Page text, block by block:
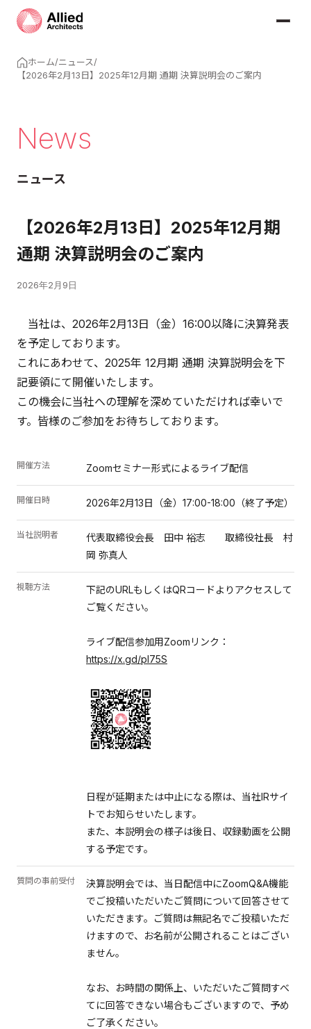
ホーム/ニュース/
【2026年2月13日】2025年12月期 通期 決算説明会のご案内
News
ニュース
【2026年2月13日】2025年12月期
通期 決算説明会のご案内
2026年2月9日
当社は、2026年2月13日（金）16:00以降に決算発表
を予定しております。
これにあわせて、2025年 12月期 通期 決算説明会を下
記要領にて開催いたします。
この機会に当社への理解を深めていただければ幸いで
す。皆様のご参加をお待ちしております。
開催方法 Zoomセミナー形式によるライブ配信
開催日時 2026年2月13日（金）17:00-18:00（終了予定）
当社説明者
代表取締役会長 田中 裕志 取締役社長 村
岡 弥真人
視聴方法
下記のURLもしくはQRコードよりアクセスして
ご覧ください。
ライブ配信参加用Zoomリンク：
https://x.gd/pI75S
日程が延期または中止になる際は、当社IRサイ
トでお知らせいたします。
また、本説明会の様子は後日、収録動画を公開
する予定です。
質問の事前受付
決算説明会では、当日配信中にZoomQ&A機能
でご投稿いただいたご質問について回答させて
いただきます。ご質問は無記名でご投稿いただ
けますので、お名前が公開されることはござい
ません。
なお、お時間の関係上、いただいたご質問すべ
てに回答できない場合もございますので、予め
ご了承ください。